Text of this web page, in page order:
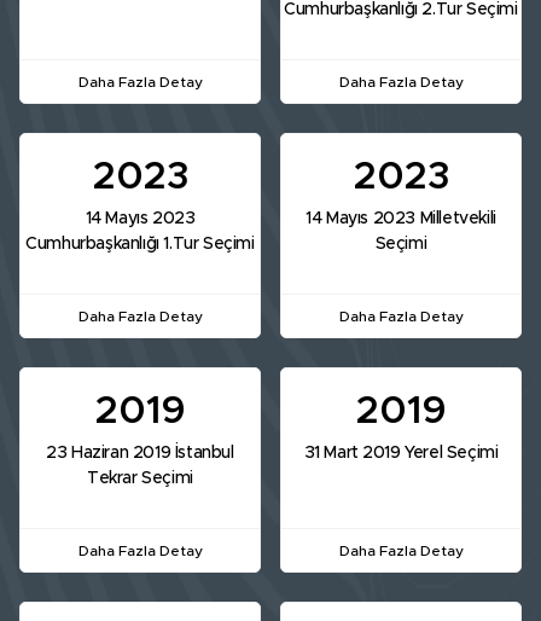
Daha Fazla Detay
Cumhurbaşkanlığı 2.Tur Seçimi
Daha Fazla Detay
2023
14 Mayıs 2023
Cumhurbaşkanlığı 1.Tur Seçimi
Daha Fazla Detay
2023
14 Mayıs 2023 Milletvekili
Seçimi
Daha Fazla Detay
2019
23 Haziran 2019 İstanbul
Tekrar Seçimi
Daha Fazla Detay
2019
31 Mart 2019 Yerel Seçimi
Daha Fazla Detay